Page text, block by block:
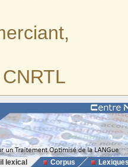
lexical Corpus